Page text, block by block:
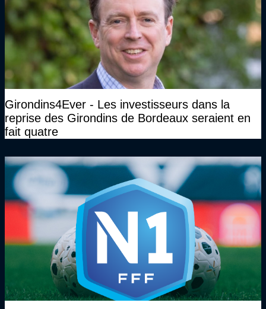
Girondins4Ever - Les investisseurs dans la
reprise des Girondins de Bordeaux seraient en
fait quatre